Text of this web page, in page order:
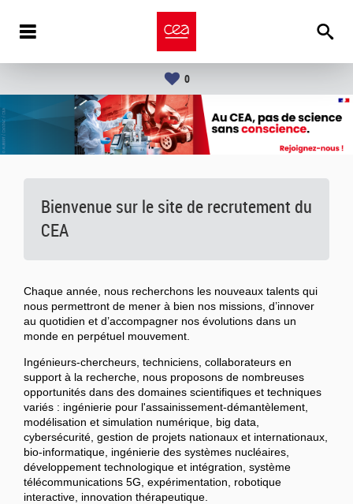
0
Bienvenue sur le site de recrutement du
CEA
Chaque année, nous recherchons les nouveaux talents qui
nous permettront de mener à bien nos missions, d’innover
au quotidien et d’accompagner nos évolutions dans un
monde en perpétuel mouvement.
Ingénieurs-chercheurs, techniciens, collaborateurs en
support à la recherche, nous proposons de nombreuses
opportunités dans des domaines scientifiques et techniques
variés : ingénierie pour l'assainissement-démantèlement,
modélisation et simulation numérique, big data,
cybersécurité, gestion de projets nationaux et internationaux,
bio-informatique, ingénierie des systèmes nucléaires,
développement technologique et intégration, système
télécommunications 5G, expérimentation, robotique
interactive, innovation thérapeutique.